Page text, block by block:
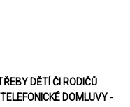
DĚTÍ ČI RODIČŮ
DOMLUVY -